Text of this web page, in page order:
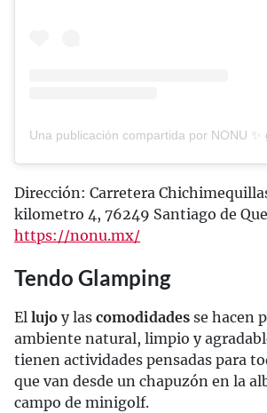
Dirección: Carretera
kilometro 4, 76249 Santiago de
https://nonu.mx/
Tendo Glamping
El lujo y las comodidades se hacen
ambiente natural, limpio y
tienen actividades pensadas para
que van desde un chapuzón en la
campo de minigolf.